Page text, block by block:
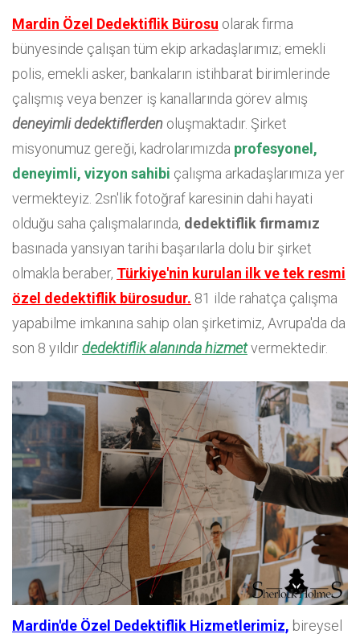
Mardin Özel Dedektiflik Bürosu olarak firma
bünyesinde çalışan tüm ekip arkadaşlarımız; emekli
polis, emekli asker, bankaların istihbarat birimlerinde
çalışmış veya benzer iş kanallarında görev almış
deneyimli dedektiflerden oluşmaktadır. Şirket
misyonumuz gereği, kadrolarımızda profesyonel,
deneyimli, vizyon sahibi çalışma arkadaşlarımıza yer
vermekteyiz. 2sn'lik fotoğraf karesinin dahi hayati
olduğu saha çalışmalarında, dedektiflik firmamız
basınada yansıyan tarihi başarılarla dolu bir şirket
olmakla beraber, Türkiye'nin kurulan ilk ve tek resmi
özel dedektiflik bürosudur. 81 ilde rahatça çalışma
yapabilme imkanına sahip olan şirketimiz, Avrupa'da da
son 8 yıldırdedektiflik alanında hizmetvermektedir.
Mardin'de Özel Dedektiflik Hizmetlerimiz, bireysel